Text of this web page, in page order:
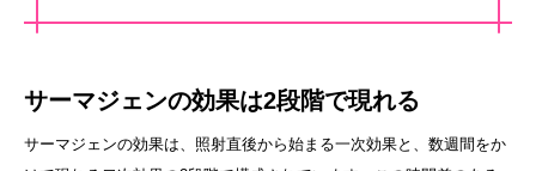
サーマジェンの効果は2段階で現れる
サーマジェンの効果は、照射直後から始まる一次効果と、数週間をか